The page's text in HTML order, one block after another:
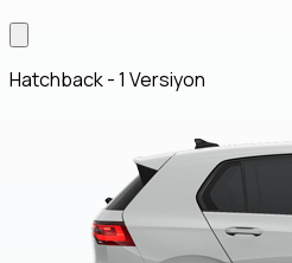
Hatchback - 1 Versiyon